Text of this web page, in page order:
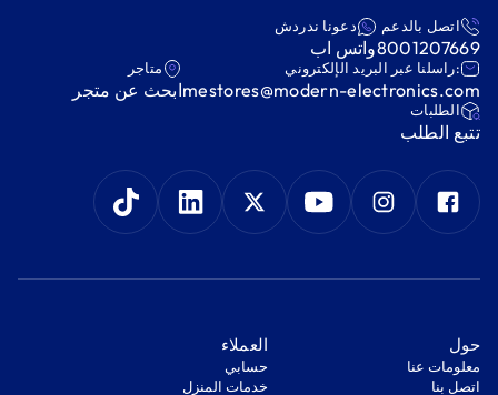
اتصل بالدعم
8001207669
دعونا ندردش
واتس اب
:راسلنا عبر البريد الإلكتروني
mestores@modern-electronics.com
متاجر
ابحث عن متجر
‫الطلبات‬
‫تتبع الطلب‬
‫حول‬
معلومات عنا
اتصل بنا
‫العملاء‬
‫حسابي‬
‫خدمات المنزل‬